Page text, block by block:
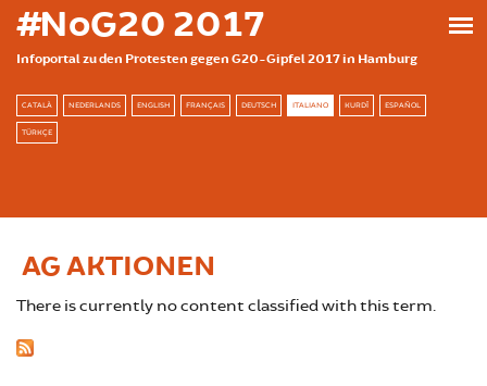
Skip to main content
#NoG20 2017
Infoportal zu den Protesten gegen G20-Gipfel 2017 in Hamburg
CATALÀ NEDERLANDS ENGLISH FRANÇAIS DEUTSCH ITALIANO KURDÎ ESPAÑOL
TÜRKÇE
AG AKTIONEN
There is currently no content classified with this term.